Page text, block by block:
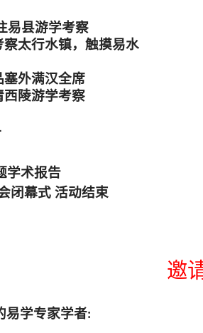
县游学考察
太行水镇，触摸易水
外满汉全席
陵游学考察
术报告
幕式 活动结束
邀
易学专家学者: